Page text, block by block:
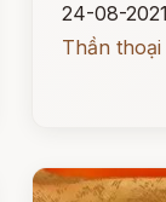
24-08-2021
Thần thoại